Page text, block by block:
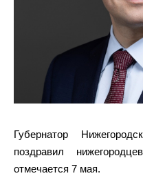
Губернатор
поздравил
отмечается 7 мая.